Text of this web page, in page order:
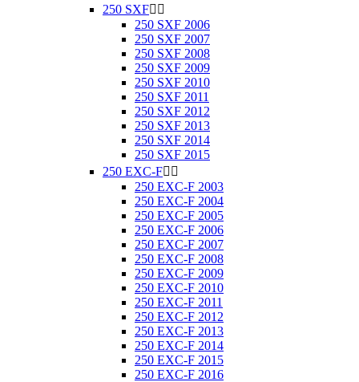
250 SXF 
250 SXF 2006
250 SXF 2007
250 SXF 2008
250 SXF 2009
250 SXF 2010
250 SXF 2011
250 SXF 2012
250 SXF 2013
250 SXF 2014
250 SXF 2015
250 EXC-F 
250 EXC-F 2003
250 EXC-F 2004
250 EXC-F 2005
250 EXC-F 2006
250 EXC-F 2007
250 EXC-F 2008
250 EXC-F 2009
250 EXC-F 2010
250 EXC-F 2011
250 EXC-F 2012
250 EXC-F 2013
250 EXC-F 2014
250 EXC-F 2015
250 EXC-F 2016